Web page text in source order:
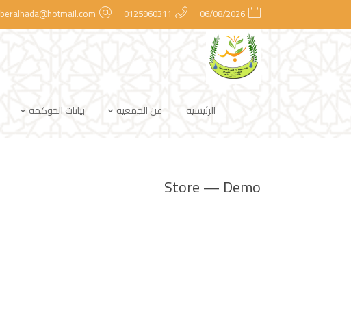
06/08/2026
0125960311
beralhada@hotmail.com
الرئيسية عن الجمعية بيانات الحوكمة
Store — Demo